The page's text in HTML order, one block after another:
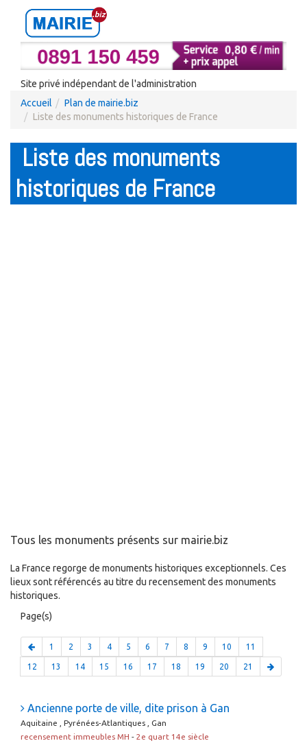
Site privé indépendant de l'administration
Accueil
Plan de mairie.biz
Liste des monuments historiques de France
Liste des monuments
historiques de France
Tous les monuments présents sur mairie.biz
La France regorge de monuments historiques exceptionnels. Ces
lieux sont référencés au titre du recensement des monuments
historiques.
Page(s)
1 2 3 4 5 6 7 8 9 10 11
12 13 14 15 16 17 18 19 20 21
Ancienne porte de ville, dite prison à Gan
Aquitaine , Pyrénées-Atlantiques , Gan
recensement immeubles MH - 2e quart 14e siècle